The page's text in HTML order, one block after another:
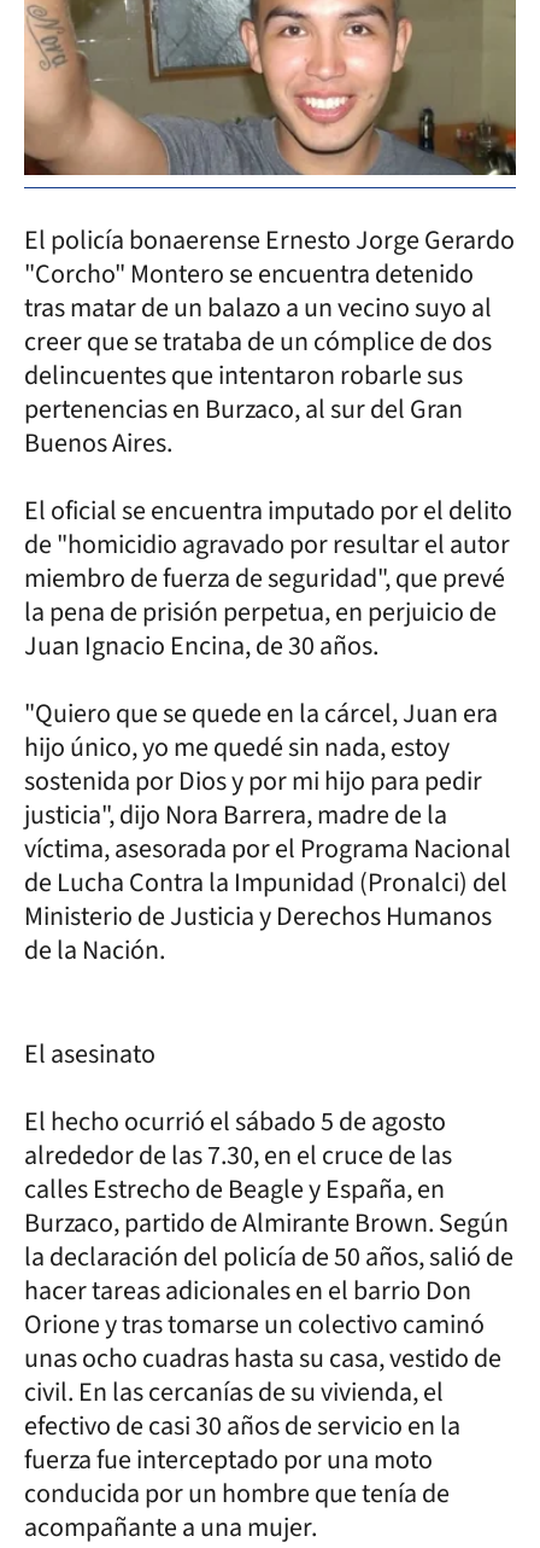
El policía bonaerense Ernesto Jorge Gerardo
"Corcho" Montero se encuentra detenido
tras matar de un balazo a un vecino suyo al
creer que se trataba de un cómplice de dos
delincuentes que intentaron robarle sus
pertenencias en Burzaco, al sur del Gran
Buenos Aires.
El oficial se encuentra imputado por el delito
de "homicidio agravado por resultar el autor
miembro de fuerza de seguridad", que prevé
la pena de prisión perpetua, en perjuicio de
Juan Ignacio Encina, de 30 años.
"Quiero que se quede en la cárcel, Juan era
hijo único, yo me quedé sin nada, estoy
sostenida por Dios y por mi hijo para pedir
justicia", dijo Nora Barrera, madre de la
víctima, asesorada por el Programa Nacional
de Lucha Contra la Impunidad (Pronalci) del
Ministerio de Justicia y Derechos Humanos
de la Nación.
El asesinato
El hecho ocurrió el sábado 5 de agosto
alrededor de las 7.30, en el cruce de las
calles Estrecho de Beagle y España, en
Burzaco, partido de Almirante Brown. Según
la declaración del policía de 50 años, salió de
hacer tareas adicionales en el barrio Don
Orione y tras tomarse un colectivo caminó
unas ocho cuadras hasta su casa, vestido de
civil. En las cercanías de su vivienda, el
efectivo de casi 30 años de servicio en la
fuerza fue interceptado por una moto
conducida por un hombre que tenía de
acompañante a una mujer.